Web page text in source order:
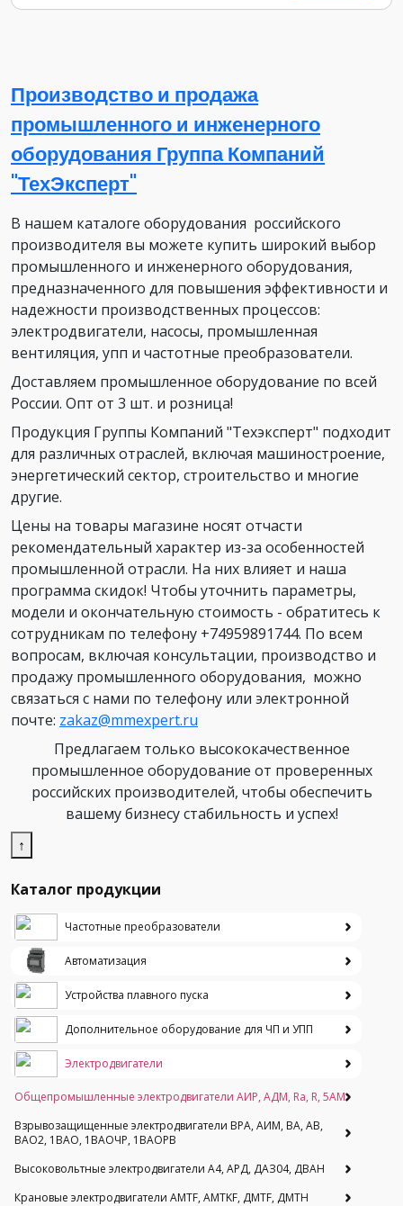
Производство и продажа
промышленного и инженерного
оборудования Группа Компаний
"ТехЭксперт"
В нашем каталоге оборудования российского
производителя вы можете купить широкий выбор
промышленного и инженерного оборудования,
предназначенного для повышения эффективности и
надежности производственных процессов:
электродвигатели, насосы, промышленная
вентиляция, упп и частотные преобразователи.
Доставляем промышленное оборудование по всей
России. Опт от 3 шт. и розница!
Продукция Группы Компаний "Техэксперт" подходит
для различных отраслей, включая машиностроение,
энергетический сектор, строительство и многие
другие.
Цены на товары магазине носят отчасти
рекомендательный характер из-за особенностей
промышленной отрасли. На них влияет и наша
программа скидок! Чтобы уточнить параметры,
модели и окончательную стоимость - обратитесь к
сотрудникам по телефону +74959891744. По всем
вопросам, включая консультации, производство и
продажу промышленного оборудования, можно
связаться с нами по телефону или электронной
почте: zakaz@mmexpert.ru
Предлагаем только высококачественное
промышленное оборудование от проверенных
российских производителей, чтобы обеспечить
вашему бизнесу стабильность и успех!
↑
Каталог продукции
Частотные преобразователи
Автоматизация
Устройства плавного пуска
Дополнительное оборудование для ЧП и УПП
Электродвигатели
Общепромышленные электродвигатели АИР, АДМ, Ra, R, 5AM
Взрывозащищенные электродвигатели ВРА, АИМ, ВА, АВ,
ВАO2, 1ВАО, 1ВАОЧР, 1ВАОРВ
Высоковольтные электродвигатели A4, АРД, ДАЗ04, ДВАН
Крановые электродвигатели AMTF, AMTKF, ДMTF, ДМТН